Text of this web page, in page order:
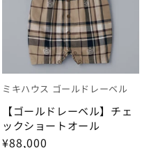
ミキハウス ゴールドレーベル
【ゴールドレーベル】チェ
ックショートオール
¥88,000